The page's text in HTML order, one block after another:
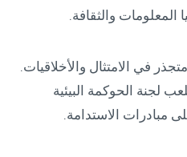
والثقافة.
في الامتثال والأخلاقيات.
لجنة الحوكمة البيئية
مبادرات الاستدامة.